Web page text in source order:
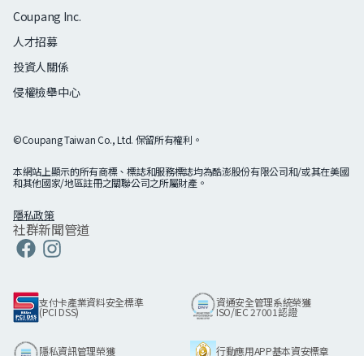
Coupang Inc.
人才招募
投資人關係
侵權檢舉中心
©Coupang Taiwan Co., Ltd. 保留所有權利。
本網站上顯示的所有商標、標誌和服務標誌均為酷澎股份有限公司和/或其在美國
和其他國家/地區註冊之關聯公司之所屬財產。
隱私政策
社群新聞管道
支付卡產業資料安全標準
(PCI DSS)
資通安全管理系統榮獲
ISO/IEC 27001認證
隱私資訊管理榮獲 行動應用APP基本資安標章